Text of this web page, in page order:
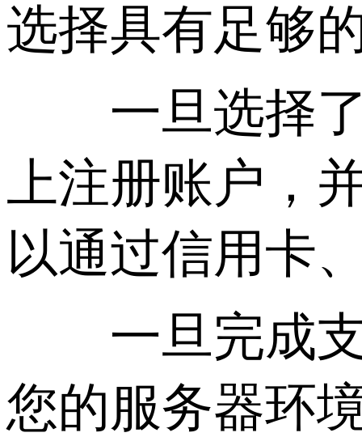
选择具有足够
一旦选择了
上注册账户，
以通过信用卡
一旦完成支
您的服务器环